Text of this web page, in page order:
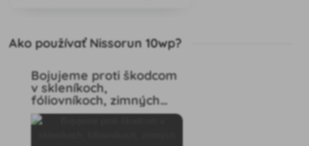
Ako používať Nissorun 10wp?
Bojujeme proti škodcom
v skleníkoch,
fóliovníkoch, zimných
záhradách a na izbových
rastlinách